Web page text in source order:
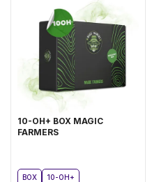
10-OH+ BOX MAGIC
FARMERS
BOX 10-OH+